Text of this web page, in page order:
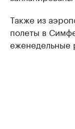
Также из
полеты в
еженедельные